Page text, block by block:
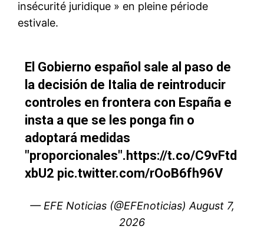
S'ABONNER MAINTENANT
Insight Publications
Nous contacter